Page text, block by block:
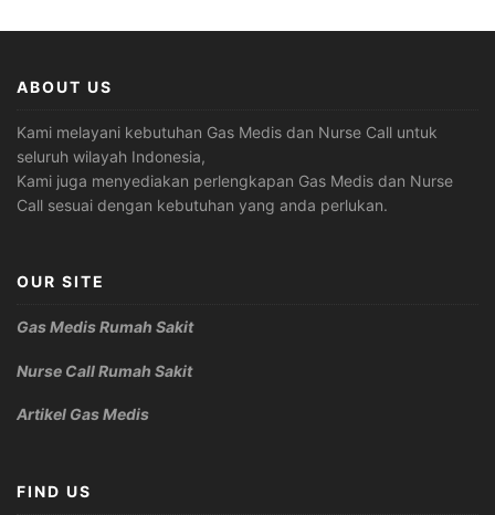
ABOUT US
Kami melayani kebutuhan Gas Medis dan Nurse Call untuk
seluruh wilayah Indonesia,
Kami juga menyediakan perlengkapan Gas Medis dan Nurse
Call sesuai dengan kebutuhan yang anda perlukan.
OUR SITE
Gas Medis Rumah Sakit
Nurse Call Rumah Sakit
Artikel Gas Medis
FIND US